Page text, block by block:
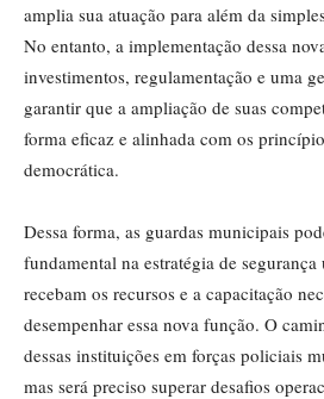
amplia sua atuação para além da
No entanto, a implementação dessa
investimentos, regulamentação e uma
garantir que a ampliação de suas
forma eficaz e alinhada com os
democrática.
Dessa forma, as guardas municipais
fundamental na estratégia de segurança
recebam os recursos e a capacitação
desempenhar essa nova função. O
dessas instituições em forças policiais
mas será preciso superar desafios